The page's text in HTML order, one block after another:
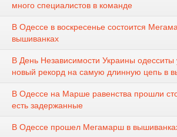
много специалистов в команде
В Одессе в воскресенье состоится
вышиванках
В День Независимости Украины одесситы
новый рекорд на самую длинную цепь в
В Одессе на Марше равенства прошли
есть задержанные
В Одессе прошел Мегамарш в